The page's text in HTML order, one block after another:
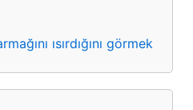
ısırdığını görmek